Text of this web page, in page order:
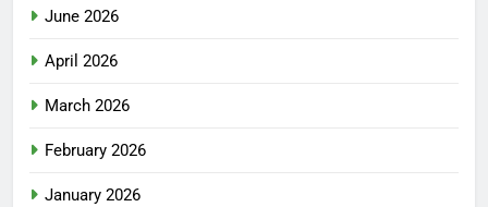
June 2026
April 2026
March 2026
February 2026
January 2026